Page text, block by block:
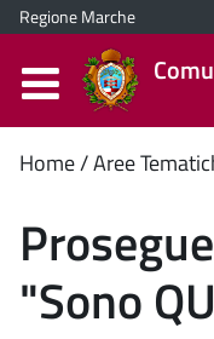
Regione Marche
principale
Home Aree
"Sono